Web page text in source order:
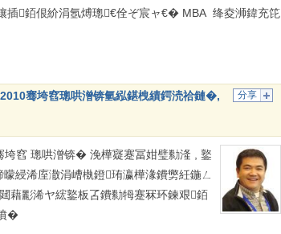
插銆佷紒涓氬煿璁€佺ぞ宸ャ€� MBA 绛夌浉鍏充笓
分享
骞垮窞璁哄潧锛氫紭鍖栧績鍔涜祫鏈�,
窞 璁哄潧锛� 浼樺寲蹇冨姏璧勬湰 , 鐜
浠庢潵涓嶆槸鐙珛瀛樺湪鐨勶紝鍦ㄥ
藉彲浠ヤ綋鐜板叾鐨勬牳蹇冧环鍊艰銆
�